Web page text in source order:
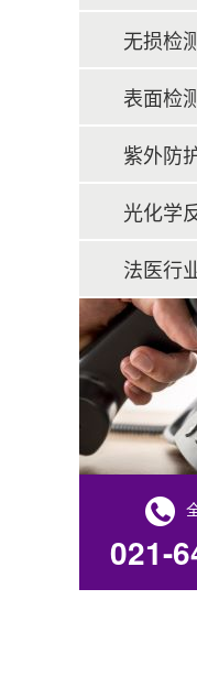
无损检
表面检
紫外防
光化学
法医行
021-